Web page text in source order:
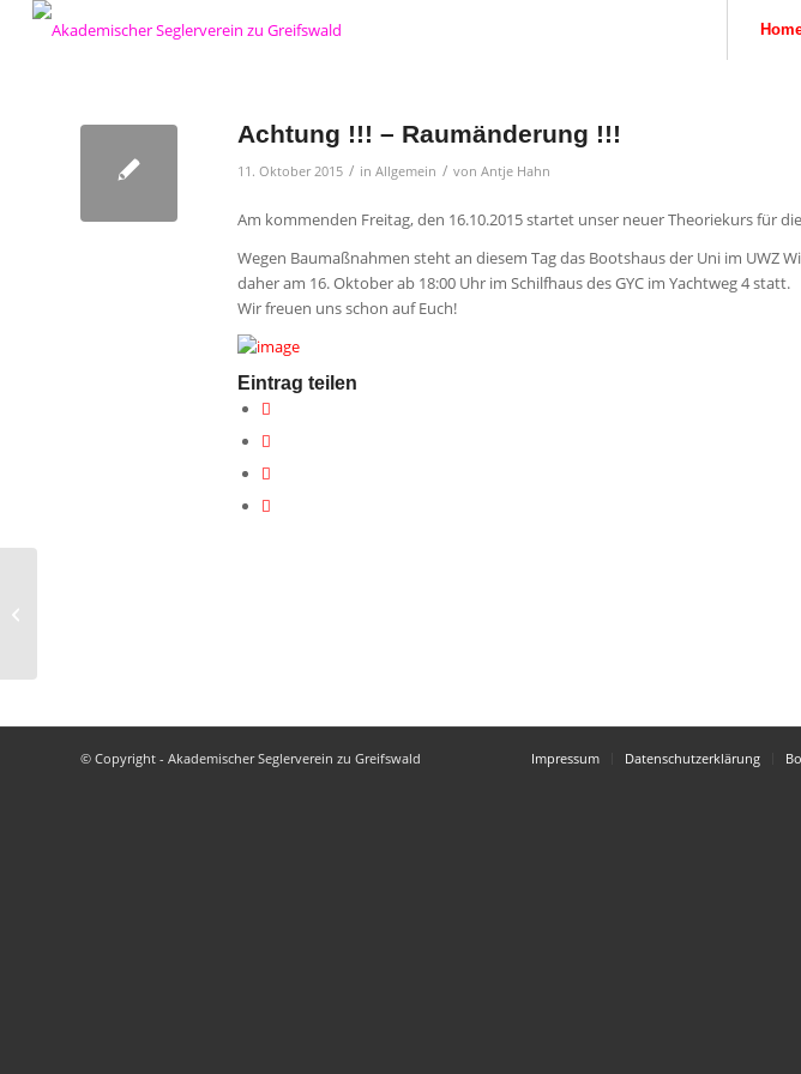
Achtung !!! – Raumänderung !!!
11. Oktober 2015 / in Allgemein / von Antje Hahn
Am kommenden Freitag, den 16.10.2015 startet unser neuer Theoriekurs für
Wegen Baumaßnahmen steht an diesem Tag das Bootshaus der Uni im UWZ
daher am 16. Oktober ab 18:00 Uhr im Schilfhaus des GYC im Yachtweg 4 statt.
Wir freuen uns schon auf Euch!
Eintrag teilen
© Copyright - Akademischer Seglerverein zu Greifswald Impressum Datenschutzerklärung